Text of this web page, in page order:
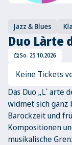
Jazz & Blues
Duo Làrte
eventSo. 25.10.2026
Keine Tickets
Das Duo „L` arte
widmet sich ganz
Barockzeit und
Kompositionen
musikalische